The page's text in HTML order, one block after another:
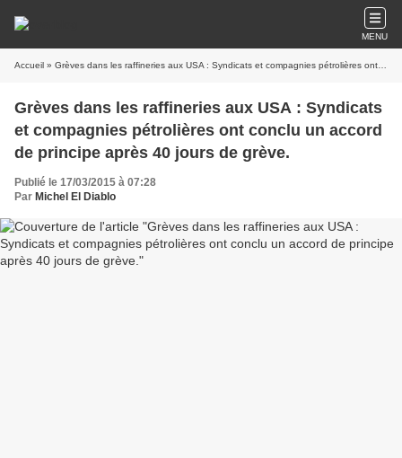
MENU
Accueil » Grèves dans les raffineries aux USA : Syndicats et compagnies pétrolières ont conclu un accord de principe après 40 jours de grève.
Grèves dans les raffineries aux USA : Syndicats
et compagnies pétrolières ont conclu un accord
de principe après 40 jours de grève.
Publié le 17/03/2015 à 07:28
Par Michel El Diablo